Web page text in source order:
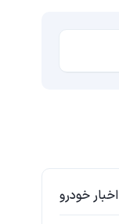
اخبار خودرو